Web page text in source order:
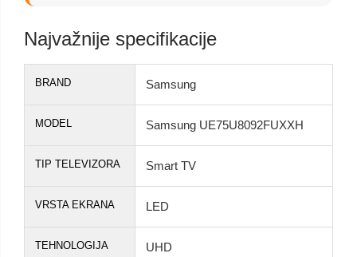
Najvažnije specifikacije
BRAND Samsung
MODEL Samsung UE75U8092FUXXH
TIP TELEVIZORA Smart TV
VRSTA EKRANA LED
TEHNOLOGIJA UHD